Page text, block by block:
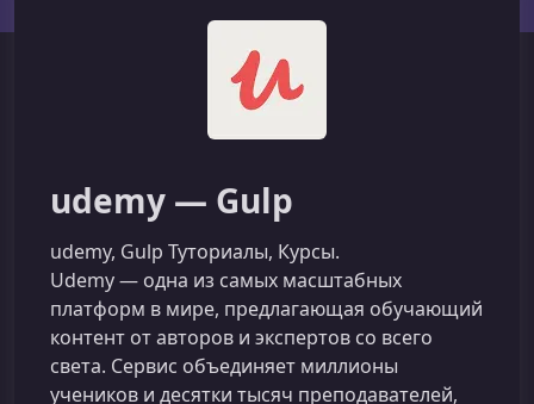
udemy — Gulp
udemy, Gulp Туториалы, Курсы.
Udemy — одна из самых масштабных
платформ в мире, предлагающая обучающий
контент от авторов и экспертов со всего
света. Сервис объединяет миллионы
учеников и десятки тысяч преподавателей,